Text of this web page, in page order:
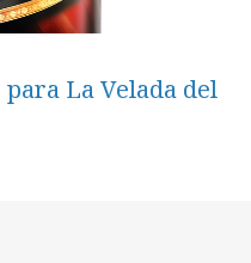
La Velada del